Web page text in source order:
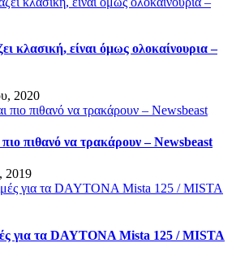
κλασική, είναι όμως ολοκαίνουρια –
2020
πιο πιθανό να τρακάρουν – Newsbeast
2019
για τα DAYTONA Mista 125 / MISTA